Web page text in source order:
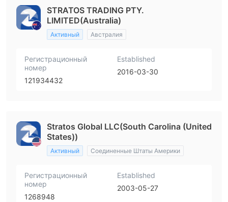
STRATOS TRADING PTY.
LIMITED(Australia)
Активный Австралия
Регистрационный
номер
121934432
Established
2016-03-30
Stratos Global LLC(South Carolina (United
States))
Активный Соединенные Штаты Америки
Регистрационный
номер
1268948
Established
2003-05-27